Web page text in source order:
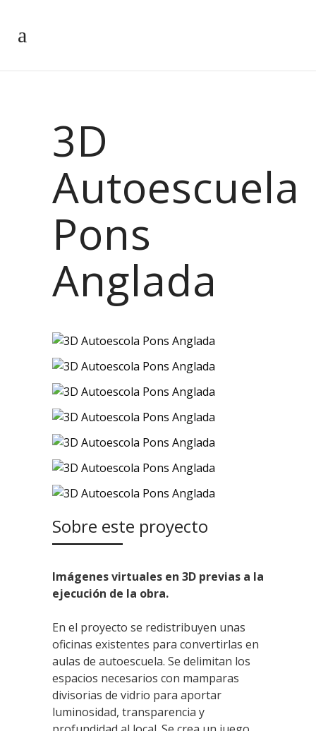
3D
Autoescuela
Pons
Anglada
Sobre este proyecto
Imágenes virtuales en 3D previas a la
ejecución de la obra.
En el proyecto se redistribuyen unas
oficinas existentes para convertirlas en
aulas de autoescuela. Se delimitan los
espacios necesarios con mamparas
divisorias de vidrio para aportar
luminosidad, transparencia y